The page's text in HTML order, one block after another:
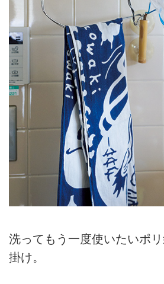
洗ってもう一度使いたいポ
掛け。